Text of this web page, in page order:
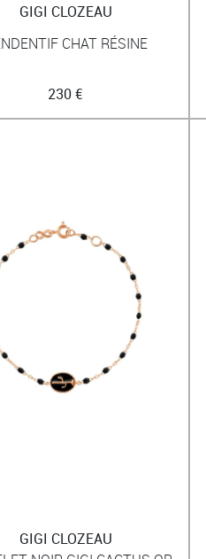
GIGI CLOZEAU
CHAT RÉSINE
230 €
GIGI CLOZEAU